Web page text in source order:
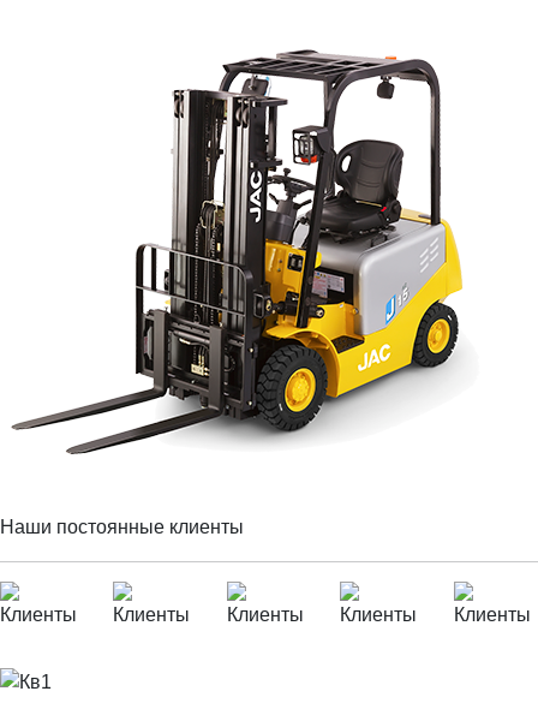
Наши постоянные клиенты